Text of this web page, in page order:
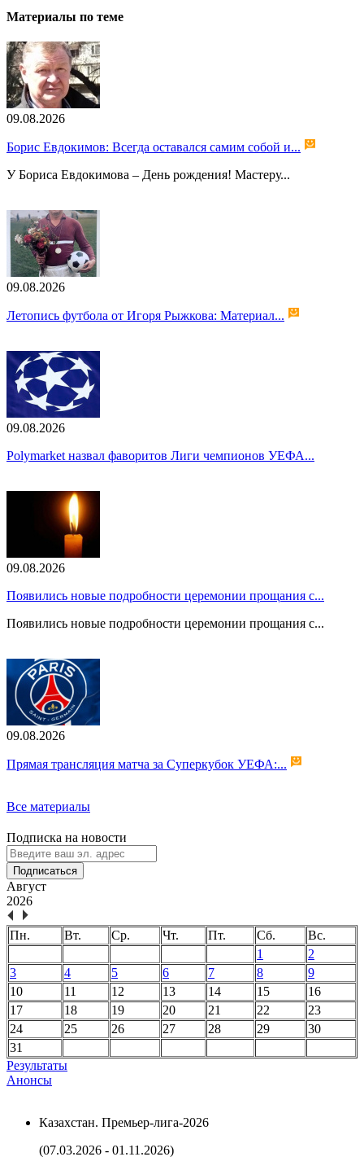
Материалы по теме
09.08.2026
Борис Евдокимов: Всегда оставался самим собой и...
У Бориса Евдокимова – День рождения! Мастеру...
09.08.2026
Летопись футбола от Игоря Рыжкова: Материал...
09.08.2026
Polymarket назвал фаворитов Лиги чемпионов УЕФА...
09.08.2026
Появились новые подробности церемонии прощания с...
Появились новые подробности церемонии прощания с...
09.08.2026
Прямая трансляция матча за Суперкубок УЕФА:...
Все материалы
Подписка на новости
Подписаться
Август
2026
Пн. Вт. Ср. Чт. Пт. Сб.
Вс.
1
2
3
4 5 6 7 8
9
10
11 12 13 14 15
16
17
18 19 20 21 22
23
24
25 26 27 28 29
30
31
Результаты
Анонсы
Казахстан. Премьер-лига-2026
(07.03.2026 - 01.11.2026)